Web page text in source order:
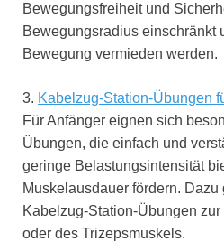
Bewegungsfreiheit und
Bewegungsradius einschränkt
Bewegung vermieden werden.
3. Kabelzug-Station-Übungen
Für Anfänger eignen sich
Übungen, die einfach und
geringe Belastungsintensität
Muskelausdauer fördern.
Kabelzug-Station-Übungen
oder des Trizepsmuskels.